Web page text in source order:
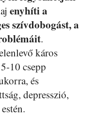
enyhíti a
szívdobogást, a
.
káros
10 csepp
és
depresszió,